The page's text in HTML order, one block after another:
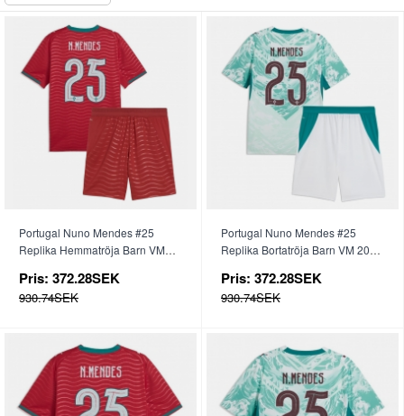
Portugal Nuno Mendes #25
Replika Hemmatröja Barn VM
Pris: 372.28SEK
930.74SEK
Portugal Nuno Mendes #25
Replika Bortatröja Barn VM 2026
Pris: 372.28SEK
930.74SEK